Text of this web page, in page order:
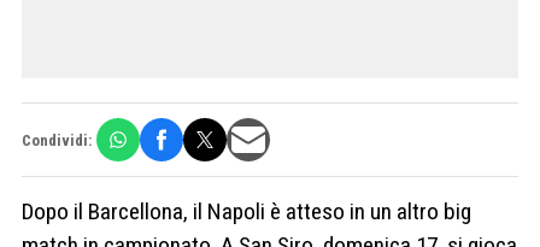
Condividi:
Dopo il Barcellona, il Napoli è atteso in un altro big